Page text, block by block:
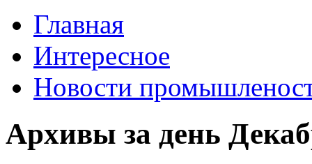
Главная
Интересное
Новости
Архивы за день